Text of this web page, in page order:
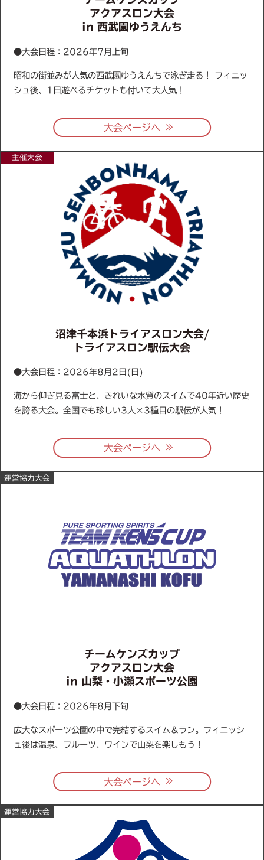
アクアスロン大会
in 西武園ゆうえんち
●大会日程：2026年7月上旬
昭和の街並みが人気の西武園ゆうえんちで泳ぎ走る！ フィニッ
シュ後、1日遊べるチケットも付いて大人気！
大会ページへ ≫
主催大会
沼津千本浜トライアスロン大会/
トライアスロン駅伝大会
●大会日程：2026年8月2日(日)
海から仰ぎ見る富士と、きれいな水質のスイムで40年近い歴史
を誇る大会。全国でも珍しい3人×3種目の駅伝が人気！
大会ページへ ≫
運営協力大会
チームケンズカップ
アクアスロン大会
in 山梨・小瀬スポーツ公園
●大会日程：2026年8月下旬
広大なスポーツ公園の中で完結するスイム＆ラン。フィニッシ
ュ後は温泉、フルーツ、ワインで山梨を楽しもう！
大会ページへ ≫
運営協力大会